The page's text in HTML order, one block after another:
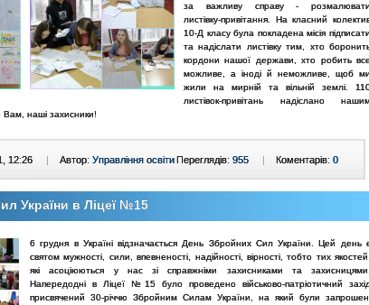
за важливу справу - розмалювати
листівку-привітання. На класний
10-Д класу була покладена місія підписати
та надіслати листівку тим, хто
кордони нашої держави, хто робить
можливе, а іноді й неможливе, щоб ми
жили на мирній та вільній землі.
листівок-привітань надіслано
Вам, наші захисники!
12:26 | Автор: Управління освіти Коментарів: 0
Переглядів: 955 |
України в Ліцеї №15
6 грудня в Україні відзначається День Збройних Сил України. Цей день
святом мужності, сили, впевненості, надійності, вірності, тобто тих якостей,
які асоціюються у нас зі справжніми захисниками та захисницями.
Напередодні в Ліцеї №15 було проведено військово-патріотичний захід
присвячений 30-річчю Збройним Силам України, на який були